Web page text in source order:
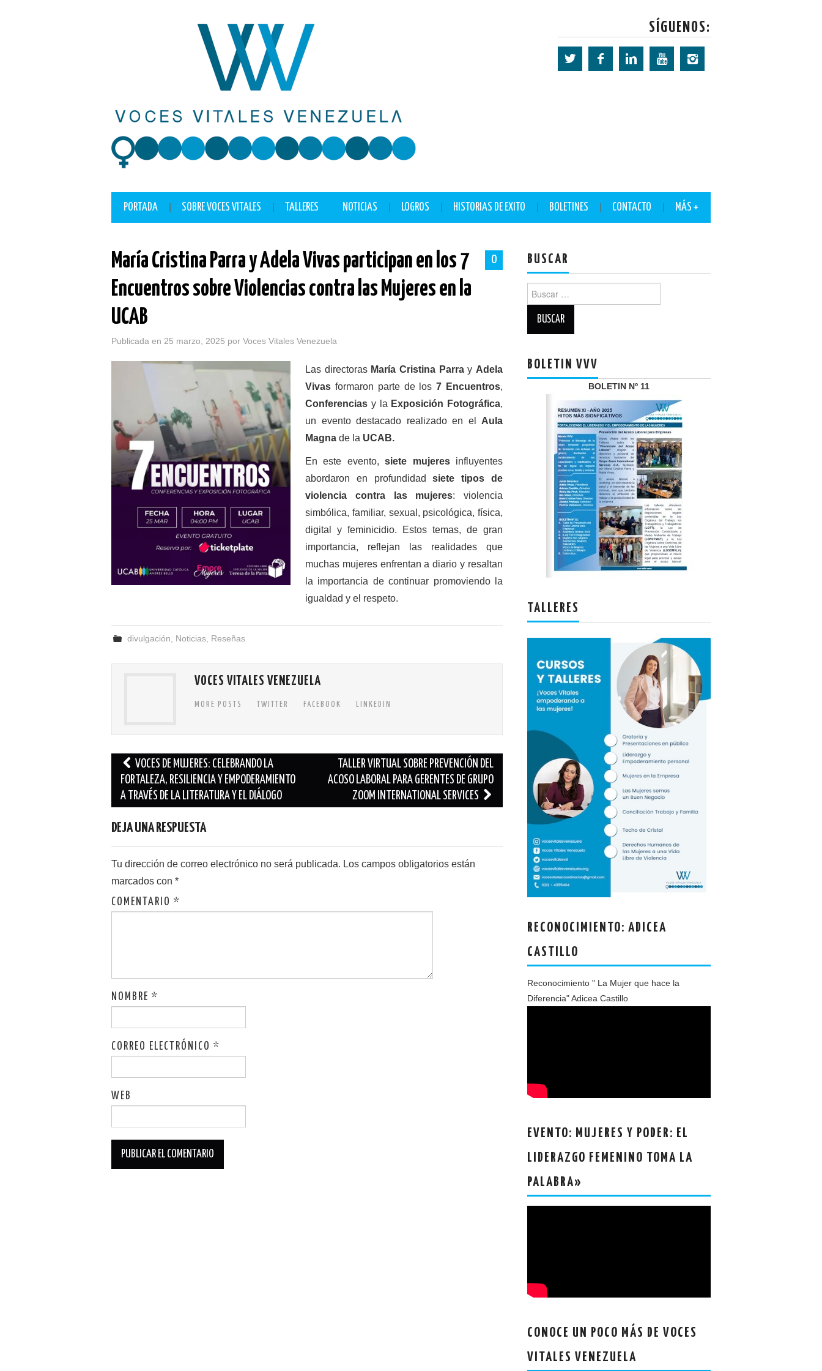
SÍGUENOS:
PORTADA SOBRE VOCES VITALES TALLERES NOTICIAS LOGROS HISTORIAS DE EXITO BOLETINES CONTACTO MÁS +
0
María Cristina Parra y Adela Vivas participan en los 7
Encuentros sobre Violencias contra las Mujeres en la
UCAB
Publicada en 25 marzo, 2025 por Voces Vitales Venezuela
Las directoras María Cristina Parray Adela
Vivas formaron parte de los7 Encuentros,
Conferencias y la Exposición Fotográfica,
un evento destacado realizado en el Aula
Magna de la UCAB.
En este evento,siete mujeresinfluyentes
abordaron en profundidadsiete tipos de
violencia contra las mujeres: violencia
simbólica, familiar, sexual, psicológica, física,
digital y feminicidio. Estos temas, de gran
importancia, reflejan las realidades que
muchas mujeres enfrentan a diario y resaltan
la importancia de continuar promoviendo la
igualdad y el respeto.
divulgación Noticias Reseñas
VOCES VITALES VENEZUELA
MORE POSTS TWITTER FACEBOOK LINKEDIN
Navegación
de
entradas
VOCES DE MUJERES: CELEBRANDO LA
FORTALEZA, RESILIENCIA Y EMPODERAMIENTO
A TRAVÉS DE LA LITERATURA Y EL DIÁLOGO
TALLER VIRTUAL SOBRE PREVENCIÓN DEL
ACOSO LABORAL PARA GERENTES DE GRUPO
ZOOM INTERNATIONAL SERVICES
DEJA UNA RESPUESTA
Tu dirección de correo electrónico no será publicada. Los campos obligatorios están
marcados con *
COMENTARIO *
NOMBRE *
CORREO ELECTRÓNICO *
WEB
BUSCAR
BOLETIN VVV
BOLETIN Nº 11
TALLERES
RECONOCIMIENTO: ADICEA
CASTILLO
Reconocimiento " La Mujer que hace la
Diferencia" Adicea Castillo
EVENTO: MUJERES Y PODER: EL
LIDERAZGO FEMENINO TOMA LA
PALABRA»
CONOCE UN POCO MÁS DE VOCES
VITALES VENEZUELA